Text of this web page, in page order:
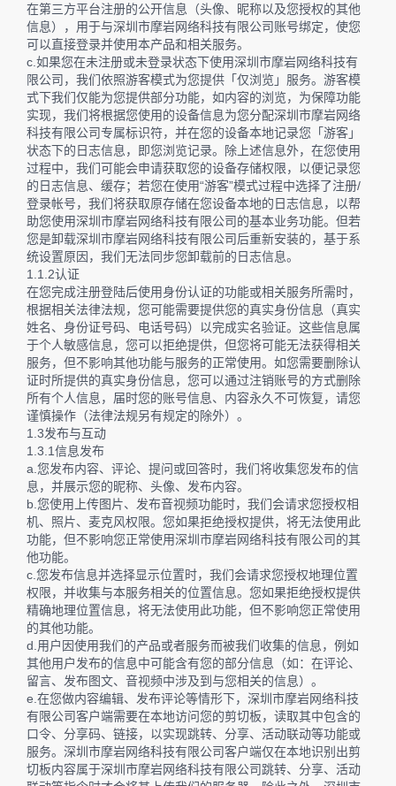
在第三方平台注册的公开信息（头像、昵称以及您授权的其他
信息），用于与深圳市摩岩网络科技有限公司账号绑定，使您
可以直接登录并使用本产品和相关服务。
c.如果您在未注册或未登录状态下使用深圳市摩岩网络科技有
限公司，我们依照游客模式为您提供「仅浏览」服务。游客模
式下我们仅能为您提供部分功能，如内容的浏览，为保障功能
实现，我们将根据您使用的设备信息为您分配深圳市摩岩网络
科技有限公司专属标识符，并在您的设备本地记录您「游客」
状态下的日志信息，即您浏览记录。除上述信息外，在您使用
过程中，我们可能会申请获取您的设备存储权限，以便记录您
的日志信息、缓存；若您在使用“游客”模式过程中选择了注册/
登录帐号，我们将获取原存储在您设备本地的日志信息，以帮
助您使用深圳市摩岩网络科技有限公司的基本业务功能。但若
您是卸载深圳市摩岩网络科技有限公司后重新安装的，基于系
统设置原因，我们无法同步您卸载前的日志信息。
1.1.2认证
在您完成注册登陆后使用身份认证的功能或相关服务所需时，
根据相关法律法规，您可能需要提供您的真实身份信息（真实
姓名、身份证号码、电话号码）以完成实名验证。这些信息属
于个人敏感信息，您可以拒绝提供，但您将可能无法获得相关
服务，但不影响其他功能与服务的正常使用。如您需要删除认
证时所提供的真实身份信息，您可以通过注销账号的方式删除
所有个人信息，届时您的账号信息、内容永久不可恢复，请您
谨慎操作（法律法规另有规定的除外）。
1.3发布与互动
1.3.1信息发布
a.您发布内容、评论、提问或回答时，我们将收集您发布的信
息，并展示您的昵称、头像、发布内容。
b.您使用上传图片、发布音视频功能时，我们会请求您授权相
机、照片、麦克风权限。您如果拒绝授权提供，将无法使用此
功能，但不影响您正常使用深圳市摩岩网络科技有限公司的其
他功能。
c.您发布信息并选择显示位置时，我们会请求您授权地理位置
权限，并收集与本服务相关的位置信息。您如果拒绝授权提供
精确地理位置信息，将无法使用此功能，但不影响您正常使用
的其他功能。
d.用户因使用我们的产品或者服务而被我们收集的信息，例如
其他用户发布的信息中可能含有您的部分信息（如：在评论、
留言、发布图文、音视频中涉及到与您相关的信息）。
e.在您做内容编辑、发布评论等情形下，深圳市摩岩网络科技
有限公司客户端需要在本地访问您的剪切板，读取其中包含的
口令、分享码、链接，以实现跳转、分享、活动联动等功能或
服务。深圳市摩岩网络科技有限公司客户端仅在本地识别出剪
切板内容属于深圳市摩岩网络科技有限公司跳转、分享、活动